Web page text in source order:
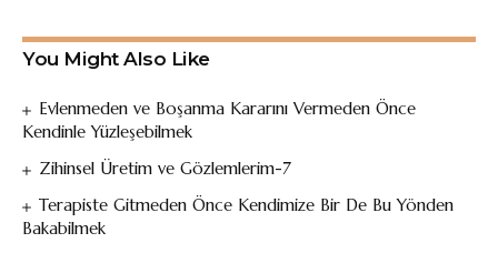
You Might Also Like
Evlenmeden ve Boşanma Kararını Vermeden Önce
Kendinle Yüzleşebilmek
Zihinsel Üretim ve Gözlemlerim-7
Terapiste Gitmeden Önce Kendimize Bir De Bu Yönden
Bakabilmek